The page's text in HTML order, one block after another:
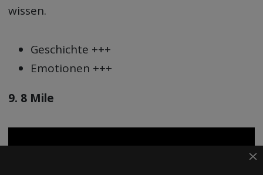
wissen.
Geschichte +++
Emotionen +++
9. 8 Mile